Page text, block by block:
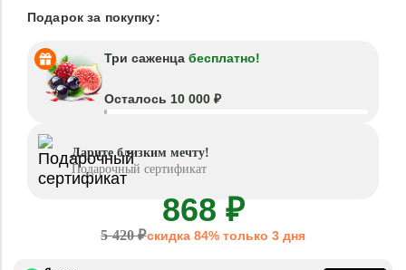
Подарок за покупку:
Три саженца бесплатно!
Осталось 10 000 ₽
Дарите близким мечту!
Подарочный сертификат
868 ₽
5 420 ₽скидка 84% только 3 дня